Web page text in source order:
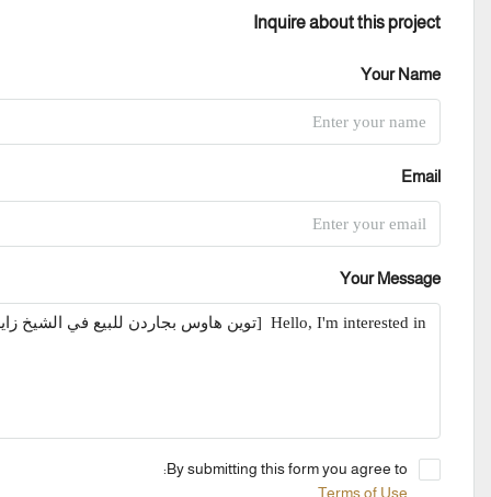
Inquire about this project
Your Name
Email
Your Message
By submitting this form you agree to:
Terms of Use